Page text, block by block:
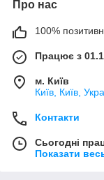
Про нас
100%
Працює з
м. Київ
Київ, Київ,
Контакти
Сьогодні
Показати